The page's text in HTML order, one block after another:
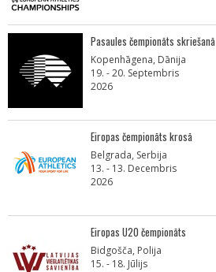
Pasaules čempionāts skriešanā
Kopenhāgena, Dānija
19. - 20. Septembris
2026
Eiropas čempionāts krosā
Belgrada, Serbija
13. - 13. Decembris
2026
Eiropas U20 čempionāts
Bidgošča, Polija
15. - 18. Jūlijs